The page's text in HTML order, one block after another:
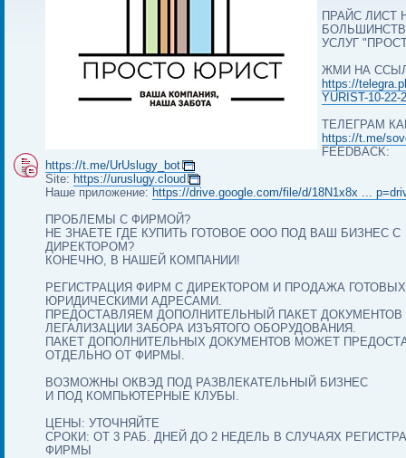
ПРАЙС ЛИСТ
УСЛУГ
ЖМИ НА
https://
YURIST-10-22-2
ТЕЛЕГРАМ
https://t.me/
FEEDBACK:
https://t.me/UrUslugy_bot
Site: https://uruslugy.cloud
Наше приложение: https://drive.google.com/file/d/18N1x8x ...
ПРОБЛЕМЫ С ФИРМОЙ?
НЕ ЗНАЕТЕ ГДЕ КУПИТЬ ГОТОВОЕ ООО ПОД ВАШ БИЗНЕС С
ДИРЕКТОРОМ?
КОНЕЧНО, В НАШЕЙ КОМПАНИИ!
РЕГИСТРАЦИЯ ФИРМ С ДИРЕКТОРОМ И ПРОДАЖА
ЮРИДИЧЕСКИМИ АДРЕСАМИ.
ПРЕДОСТАВЛЯЕМ ДОПОЛНИТЕЛЬНЫЙ ПАКЕТ ДОКУМЕНТОВ
ЛЕГАЛИЗАЦИИ ЗАБОРА ИЗЪЯТОГО ОБОРУДОВАНИЯ.
ПАКЕТ ДОПОЛНИТЕЛЬНЫХ ДОКУМЕНТОВ МОЖЕТ
ОТДЕЛЬНО ОТ ФИРМЫ.
ВОЗМОЖНЫ ОКВЭД ПОД РАЗВЛЕКАТЕЛЬНЫЙ БИЗНЕС
И ПОД КОМПЬЮТЕРНЫЕ КЛУБЫ.
ЦЕНЫ: УТОЧНЯЙТЕ
СРОКИ: ОТ 3 РАБ. ДНЕЙ ДО 2 НЕДЕЛЬ В СЛУЧАЯХ
ФИРМЫ